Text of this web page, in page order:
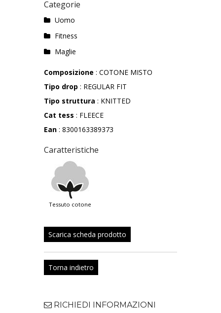
Categorie
Uomo
Fitness
Maglie
Composizione : COTONE MISTO
Tipo drop : REGULAR FIT
Tipo struttura : KNITTED
Cat tess : FLEECE
Ean : 8300163389373
Caratteristiche
tessuto cotone
Scarica scheda prodotto
Torna indietro
RICHIEDI INFORMAZIONI